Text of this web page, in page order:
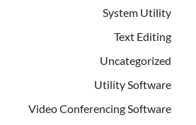
System Utility
Text Editing
Uncategorized
Utility Software
Video Conferencing Software